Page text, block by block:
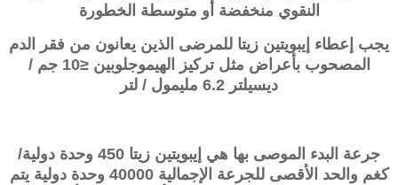
النقوي منخفضة أو متوسطة الخطورة
يجب إعطاء إيبويتين زيتا للمرضى الذين يعانون من فقر الدم
المصحوب بأعراض مثل تركيز الهيموجلوبين ≤10 جم /
ديسيلتر 6.2 مليمول / لتر
جرعة البدء الموصى بها هي إيبويتين زيتا 450 وحدة دولية/
كغم والحد الأقصى للجرعة الإجمالية 40000 وحدة دولية يتم